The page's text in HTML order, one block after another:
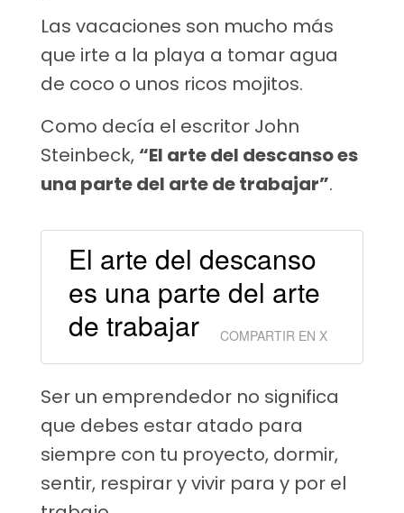
Las vacaciones son mucho más
que irte a la playa a tomar agua
de coco o unos ricos mojitos.
Como decía el escritor John
Steinbeck, “El arte del descanso es
una parte del arte de trabajar”.
El arte del descanso
es una parte del arte
de trabajar
COMPARTIR EN X
Ser un emprendedor no significa
que debes estar atado para
siempre con tu proyecto, dormir,
sentir, respirar y vivir para y por el